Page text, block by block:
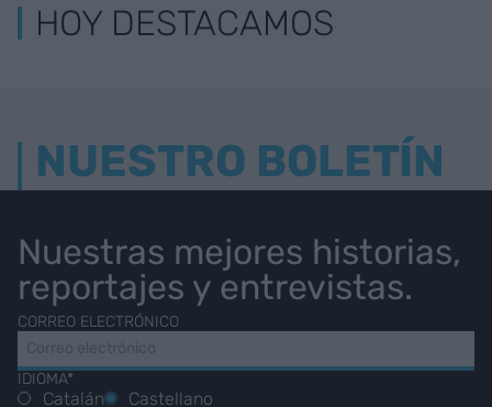
HOY DESTACAMOS
NUESTRO BOLETÍN
Nuestras mejores historias,
reportajes y entrevistas.
CORREO ELECTRÓNICO
IDIOMA*
Catalán
Castellano